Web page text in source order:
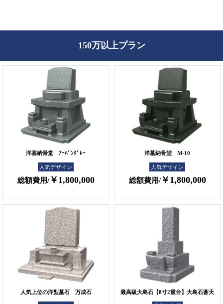
150万以上プラン
洋墓納骨堂 ｱｰﾊﾞﾝｸﾞﾚｰ
人気デザイン
総額費用/￥1,800,000
洋墓納骨堂 M-10
人気デザイン
総額費用/￥1,800,000
人気上位の洋型墓石 万成石 最高級大島石【8寸2重台】大島石蒼天